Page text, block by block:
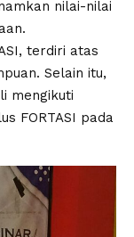
nilai-nilai
terdiri atas
Selain itu,
mengikuti
FORTASI pada